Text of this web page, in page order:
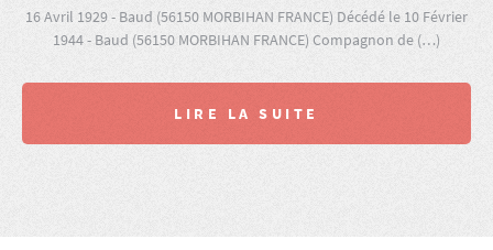
16 Avril 1929 - Baud (56150 MORBIHAN FRANCE) Décédé le 10 Février
1944 - Baud (56150 MORBIHAN FRANCE) Compagnon de (…)
LIRE LA SUITE